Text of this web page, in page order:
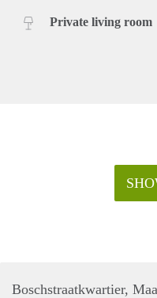
Private living room
Boschstraatkwartier,